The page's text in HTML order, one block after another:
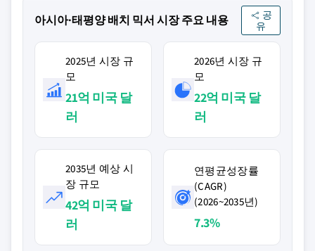
아시아·태평양 배치 믹서 시장 주요 내용
공
유
2025년 시장 규
모
21억 미국 달
러
2026년 시장 규
모
22억 미국 달
러
2035년 예상 시
장 규모
42억 미국 달
러
연평균성장률
(CAGR)
(2026~2035년)
7.3%